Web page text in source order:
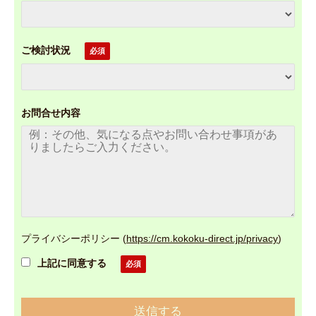
ご検討状況
お問合せ内容
プライバシーポリシー (https://cm.kokoku-direct.jp/privacy)
上記に同意する